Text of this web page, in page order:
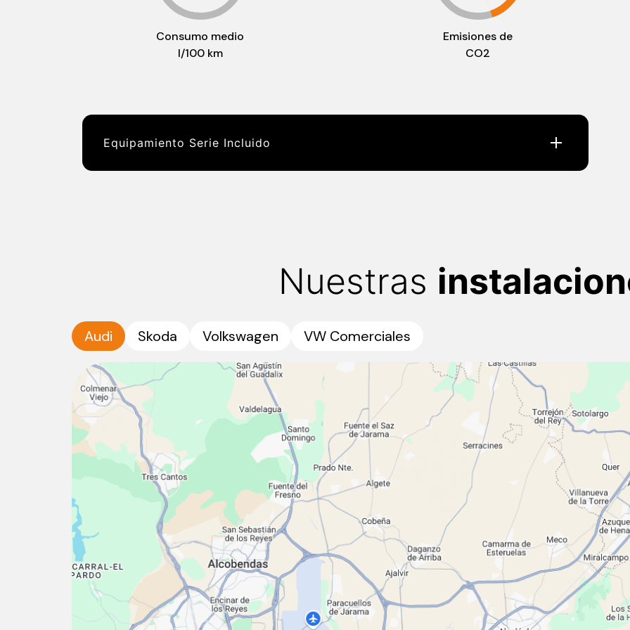
Consumo medio
l/100 km
Emisiones de
CO2
Equipamiento Serie Incluido
Nuestras
Audi Skoda Volkswagen VW Comerciales